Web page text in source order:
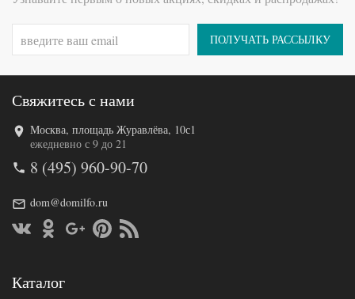
наволочек
70х70
(2шт)
Производитель
Код товара
576-582
Артикул
5651217
Размер
145х215
Размер
220х240
наволочек
ПОЛУЧАТЬ РАССЫЛКУ
Свяжитесь с нами
Москва, площадь Журавлёва, 10с1
ежедневно с 9 до 21
8 (495) 960-90-70
dom@domilfo.ru
Каталог